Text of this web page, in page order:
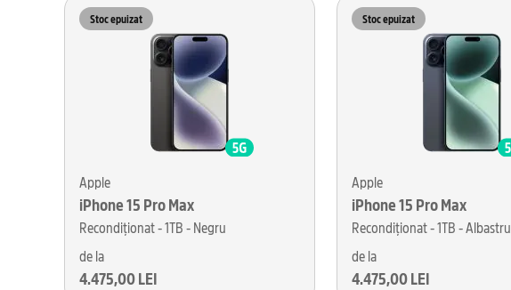
Stoc epuizat
Apple
iPhone 15 Pro Max
Recondiționat - 1TB - Negru
de la
4.475,00 LEI
Stoc epuizat
Apple
iPhone 15 Pro Max
Recondiționat - 1TB - Albastru
de la
4.475,00 LEI